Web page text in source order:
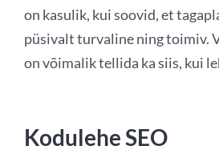
on kasulik, kui soovid, et
püsivalt turvaline ning toimiv.
on võimalik tellida ka siis, kui
Kodulehe SEO